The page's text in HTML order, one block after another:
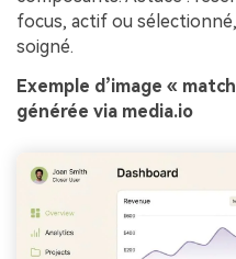
focus, actif ou
soigné.
Exemple d’image «
générée via media.io